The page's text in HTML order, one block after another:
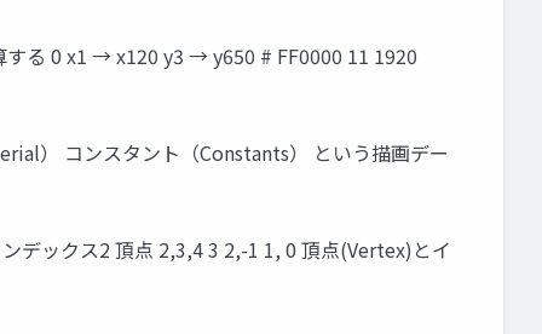
する 0 x1 → x120 y3 → y650 # FF0000 11 1920
） コンスタント（Constants） という描画デー
デックス2 頂点 2,3,4 3 2,-1 1, 0 頂点(Vertex)とイ